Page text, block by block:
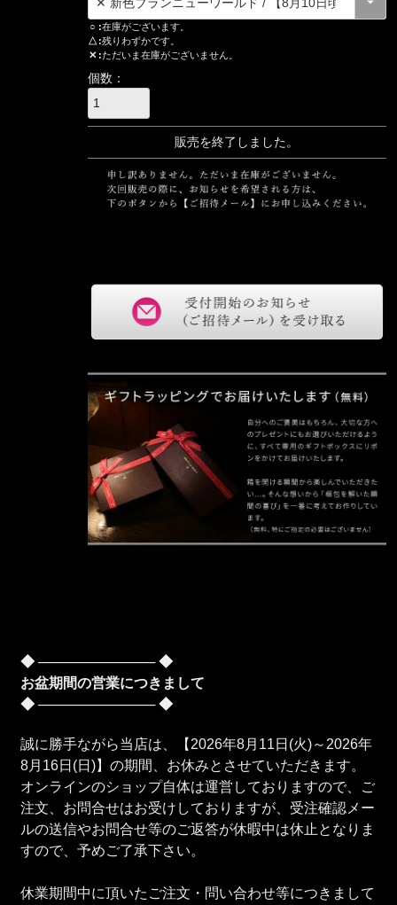
○
在庫がございます。
△ 残りわずかです。
✕ ただいま在庫がございません。
販売を終了しました。
◆ ──────────── ◆
お盆期間の営業につきまして
◆ ──────────── ◆
誠に勝手ながら当店は、【2026年8月11日(火)～2026年
8月16日(日)】の期間、お休みとさせていただきます。
オンラインのショップ自体は運営しておりますので、ご
注文、お問合せはお受けしておりますが、受注確認メー
ルの送信やお問合せ等のご返答が休暇中は休止となりま
すので、予めご了承下さい。
休業期間中に頂いたご注文・問い合わせ等につきまして